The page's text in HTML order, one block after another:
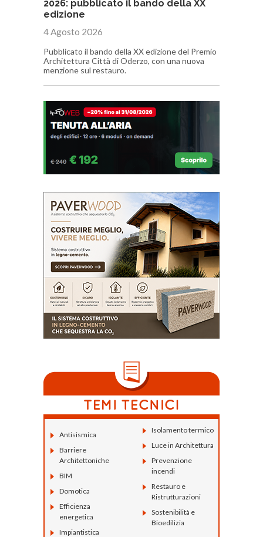
2026: pubblicato il bando della XX
edizione
4 Agosto 2026
Pubblicato il bando della XX edizione del Premio
Architettura Città di Oderzo, con una nuova
menzione sul restauro.
Antisismica
Barriere
Architettoniche
BIM
Domotica
Efficienza
energetica
Impiantistica
Isolamento termico
Luce in Architettura
Prevenzione
incendi
Restauro e
Ristrutturazioni
Sostenibilità e
Bioedilizia